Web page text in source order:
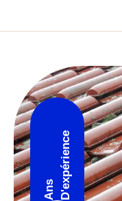
Ans D'expérience